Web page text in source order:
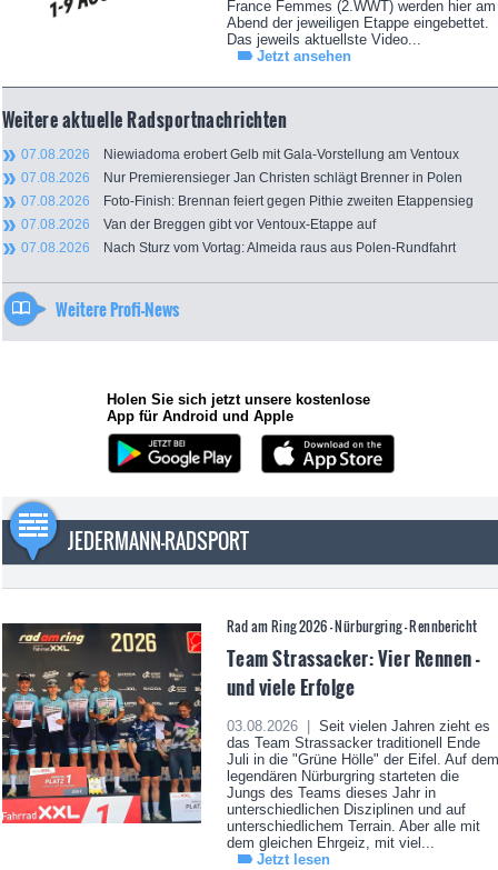
France Femmes (2.WWT) werden hier am
Abend der jeweiligen Etappe eingebettet.
Das jeweils aktuellste Video...
Jetzt ansehen
Weitere aktuelle Radsportnachrichten
07.08.2026 Niewiadoma erobert Gelb mit Gala-Vorstellung am Ventoux
07.08.2026 Nur Premierensieger Jan Christen schlägt Brenner in Polen
07.08.2026 Foto-Finish: Brennan feiert gegen Pithie zweiten Etappensieg
07.08.2026 Van der Breggen gibt vor Ventoux-Etappe auf
07.08.2026 Nach Sturz vom Vortag: Almeida raus aus Polen-Rundfahrt
Weitere Profi-News
Holen Sie sich jetzt unsere kostenlose
App für Android und Apple
JEDERMANN-RADSPORT
Rad am Ring 2026 - Nürburgring - Rennbericht
Team Strassacker: Vier Rennen -
und viele Erfolge
03.08.2026 |
Seit vielen Jahren zieht es
das Team Strassacker traditionell Ende
Juli in die "Grüne Hölle" der Eifel. Auf dem
legendären Nürburgring starteten die
Jungs des Teams dieses Jahr in
unterschiedlichen Disziplinen und auf
unterschiedlichem Terrain. Aber alle mit
dem gleichen Ehrgeiz, mit viel...
Jetzt lesen